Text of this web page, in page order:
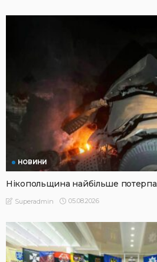
НОВИНИ
Нікопольщина найбільше
Superadmin 05.08.2026